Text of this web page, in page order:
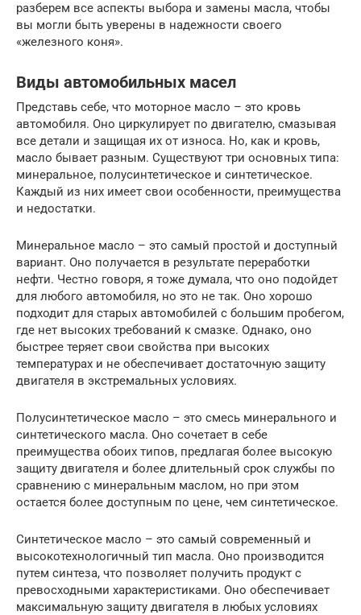
разберем все аспекты выбора и замены масла, чтобы
вы могли быть уверены в надежности своего
«железного коня».
Виды автомобильных масел
Представь себе, что моторное масло – это кровь
автомобиля. Оно циркулирует по двигателю, смазывая
все детали и защищая их от износа. Но, как и кровь,
масло бывает разным. Существуют три основных типа:
минеральное, полусинтетическое и синтетическое.
Каждый из них имеет свои особенности, преимущества
и недостатки.
Минеральное масло – это самый простой и доступный
вариант. Оно получается в результате переработки
нефти. Честно говоря, я тоже думала, что оно подойдет
для любого автомобиля, но это не так. Оно хорошо
подходит для старых автомобилей с большим пробегом,
где нет высоких требований к смазке. Однако, оно
быстрее теряет свои свойства при высоких
температурах и не обеспечивает достаточную защиту
двигателя в экстремальных условиях.
Полусинтетическое масло – это смесь минерального и
синтетического масла. Оно сочетает в себе
преимущества обоих типов, предлагая более высокую
защиту двигателя и более длительный срок службы по
сравнению с минеральным маслом, но при этом
остается более доступным по цене, чем синтетическое.
Синтетическое масло – это самый современный и
высокотехнологичный тип масла. Оно производится
путем синтеза, что позволяет получить продукт с
превосходными характеристиками. Оно обеспечивает
максимальную защиту двигателя в любых условиях